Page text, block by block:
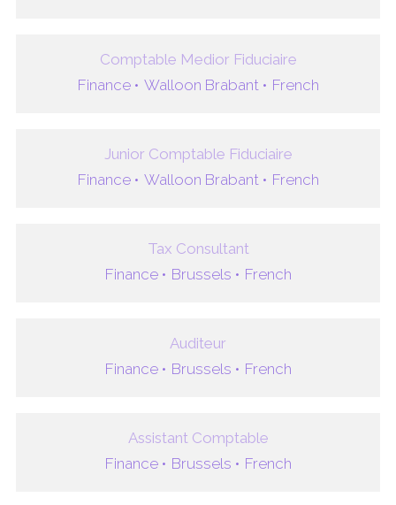
Comptable Medior Fiduciaire
Finance • Walloon Brabant • French
Junior Comptable Fiduciaire
Finance • Walloon Brabant • French
Tax Consultant
Finance • Brussels • French
Auditeur
Finance • Brussels • French
Assistant Comptable
Finance • Brussels • French